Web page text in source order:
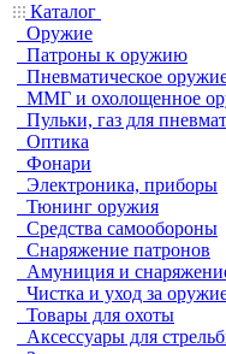
Каталог
Оружие
Патроны к оружию
Пневматическое
ММГ и охолощенное
Пульки, газ для
Оптика
Фонари
Электроника, приборы
Тюнинг оружия
Средства самообороны
Снаряжение патронов
Амуниция и
Чистка и уход за
Товары для охоты
Аксессуары для